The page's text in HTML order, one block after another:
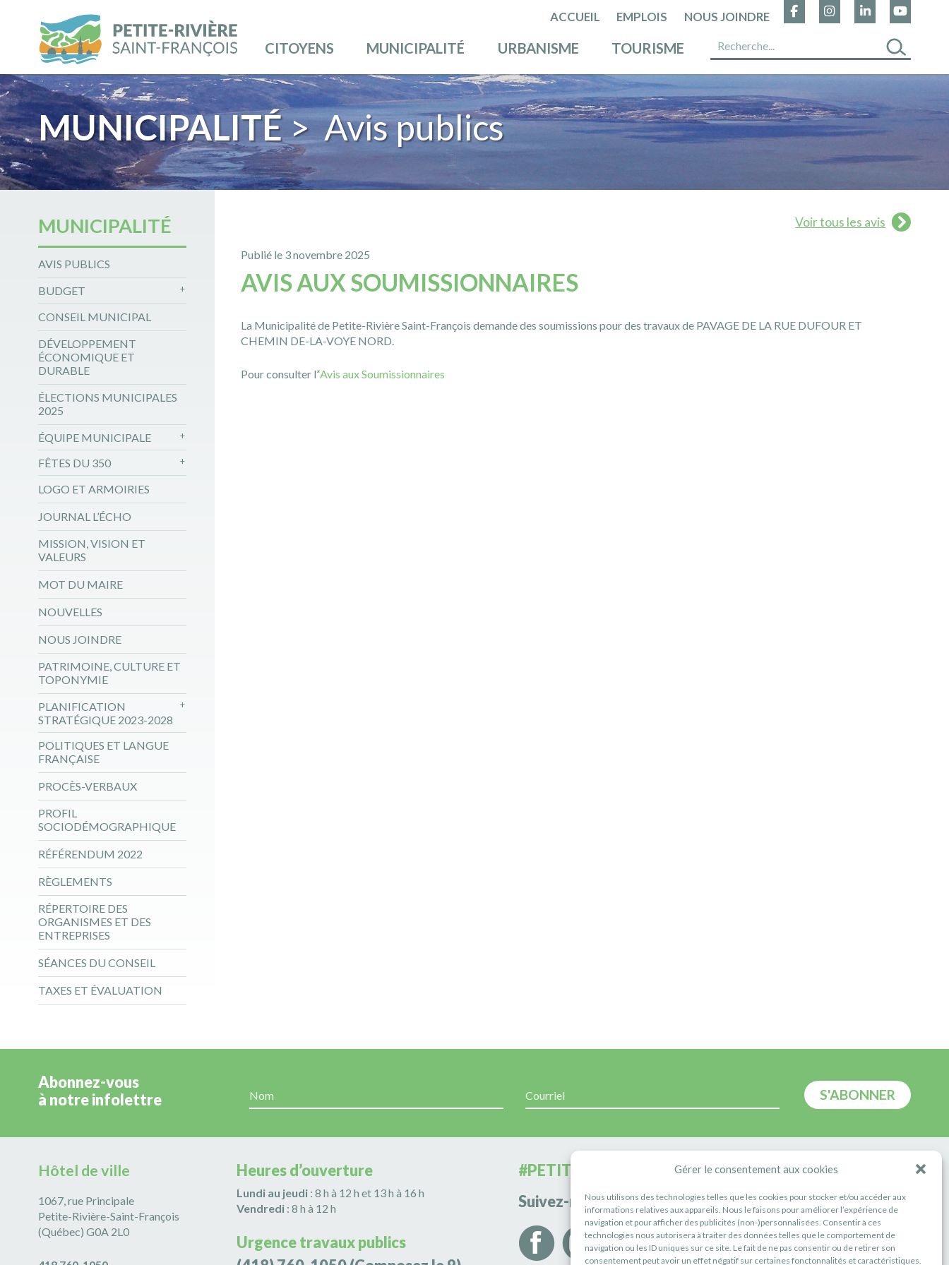
Gérer le consentement aux cookies
Nous utilisons des technologies telles que les cookies pour stocker et/ou accéder aux
informations relatives aux appareils. Nous le faisons pour améliorer l’expérience de
navigation et pour afficher des publicités (non-)personnalisées. Consentir à ces
technologies nous autorisera à traiter des données telles que le comportement de
navigation ou les ID uniques sur ce site. Le fait de ne pas consentir ou de retirer son
consentement peut avoir un effet négatif sur certaines fonctonnalités et caractéristiques.
ACCUEIL EMPLOIS NOUS JOINDRE
CITOYENS MUNICIPALITÉ URBANISME TOURISME
MUNICIPALITÉ> Avis publics
MUNICIPALITÉ
AVIS PUBLICS
BUDGET
CONSEIL MUNICIPAL
DÉVELOPPEMENT
ÉCONOMIQUE ET
DURABLE
ÉLECTIONS MUNICIPALES
2025
ÉQUIPE MUNICIPALE
FÊTES DU 350
LOGO ET ARMOIRIES
JOURNAL L’ÉCHO
MISSION, VISION ET
VALEURS
MOT DU MAIRE
NOUVELLES
NOUS JOINDRE
PATRIMOINE, CULTURE ET
TOPONYMIE
PLANIFICATION
STRATÉGIQUE 2023-2028
POLITIQUES ET LANGUE
FRANÇAISE
PROCÈS-VERBAUX
PROFIL
SOCIODÉMOGRAPHIQUE
RÉFÉRENDUM 2022
RÈGLEMENTS
RÉPERTOIRE DES
ORGANISMES ET DES
ENTREPRISES
SÉANCES DU CONSEIL
TAXES ET ÉVALUATION
Voir tous les avis
Publié le 3 novembre 2025
AVIS AUX SOUMISSIONNAIRES
La Municipalité de Petite-Rivière Saint-François demande des soumissions pour des travaux de PAVAGE DE LA RUE DUFOUR ET
CHEMIN DE-LA-VOYE NORD.
Pour consulter l’‘Avis aux Soumissionnaires
Abonnez-vous
à notre infolettre
Hôtel de ville
1067, rue Principale
Petite-Rivière-Saint-François
(Québec) G0A 2L0
Heures d’ouverture
Lundi au jeudi: 8 h à 12 h et 13 h à 16 h
Vendredi : 8 h à 12 h
Urgence travaux publics
#PETITERIVIÈRE
Suivez-nous